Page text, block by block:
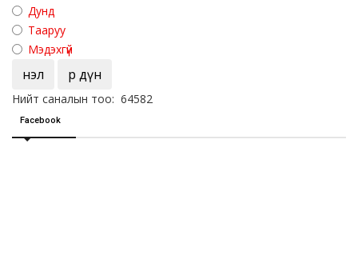
Дунд
Тааруу
Мэдэхгүй
Үнэл Үр дүн
Нийт саналын тоо: 64582
Facebook